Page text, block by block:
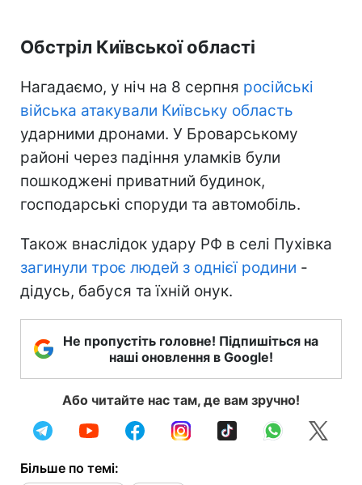
Обстріл Київської області
Нагадаємо, у ніч на 8 серпня російські
війська атакували Київську область
ударними дронами. У Броварському
районі через падіння уламків були
пошкоджені приватний будинок,
господарські споруди та автомобіль.
Також внаслідок удару РФ в селі Пухівка
загинули троє людей з однієї родини -
дідусь, бабуся та їхній онук.
Не пропустіть головне! Підпишіться на
наші оновлення в Google!
Або читайте нас там, де вам зручно!
Більше по темі: